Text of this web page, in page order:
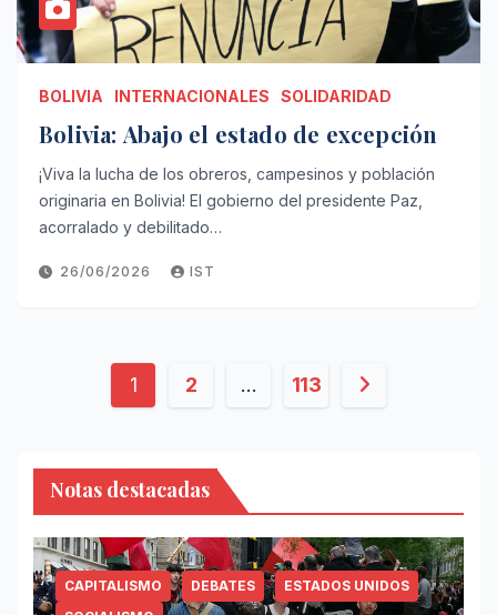
BOLIVIA INTERNACIONALES SOLIDARIDAD
Bolivia: Abajo el estado de excepción
¡Viva la lucha de los obreros, campesinos y población
originaria en Bolivia! El gobierno del presidente Paz,
acorralado y debilitado…
26/06/2026 IST
Paginación
entradas
1 2 … 113
Notas destacadas
CAPITALISMO DEBATES
ESTADOS UNIDOS